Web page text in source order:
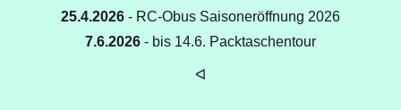
25.4.2026 - RC-Obus Saisoneröffnung 2026
7.6.2026 - bis 14.6. Packtaschentour
ᐊ